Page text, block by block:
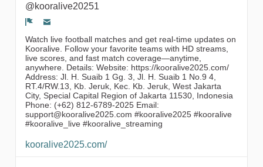
@kooralive20251
Segnala un problema
Watch live football matches and get real-time updates on
Kooralive. Follow your favorite teams with HD streams,
live scores, and fast match coverage—anytime,
anywhere. Details: Website: https://kooralive2025.com/
Address: Jl. H. Suaib 1 Gg. 3, Jl. H. Suaib 1 No.9 4,
RT.4/RW.13, Kb. Jeruk, Kec. Kb. Jeruk, West Jakarta
City, Special Capital Region of Jakarta 11530, Indonesia
Phone: (+62) 812-6789-2025 Email:
support@kooralive2025.com #kooralive2025 #kooralive
#kooralive_live #kooralive_streaming
kooralive2025.com/